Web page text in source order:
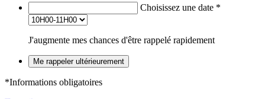
Choisissez une date *
J'augmente mes chances d'être rappelé rapidement
Me rappeler ultérieurement
*Informations obligatoires